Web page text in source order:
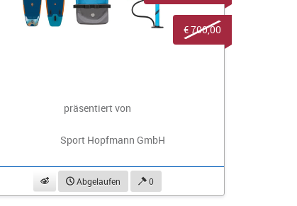
präsentiert von
Sport Hopfmann GmbH
beobachtenAbgelaufen 0
€ 700,00